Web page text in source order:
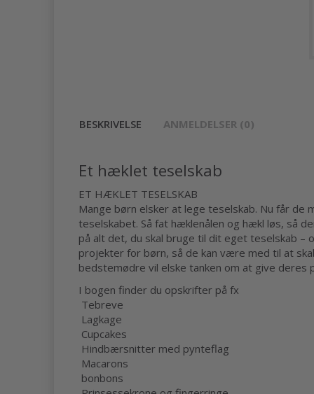
BESKRIVELSE ANMELDELSER (0)
Et hæklet teselskab
ET HÆKLET TESELSKAB
Mange børn elsker at lege teselskab. Nu får
teselskabet. Så fat hæklenålen og hækl løs, så
på alt det, du skal bruge til dit eget teselskab
projekter for børn, så de kan være med til at
bedstemødre vil elske tanken om at give deres
I bogen finder du opskrifter på fx
Tebreve
Lagkage
Cupcakes
Hindbærsnitter med pynteflag
Macarons
bonbons